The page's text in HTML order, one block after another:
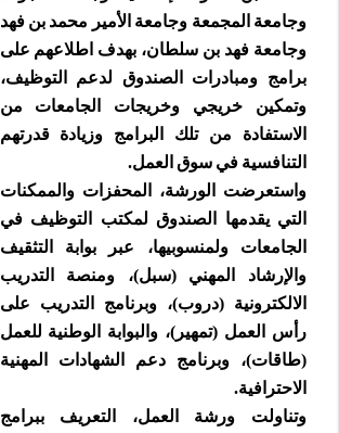
وجامعة المجمعة وجامعة الأمير محمد بن فهد
وجامعة فهد بن سلطان، بهدف اطلاعهم على
برامج ومبادرات الصندوق لدعم التوظيف،
وتمكين خريجي وخريجات الجامعات من
الاستفادة من تلك البرامج وزيادة قدرتهم
التنافسية في سوق العمل.
واستعرضت الورشة، المحفزات والممكنات
التي يقدمها الصندوق لمكتب التوظيف في
الجامعات ولمنسوبيها، عبر بوابة التثقيف
والإرشاد المهني (سبل)، ومنصة التدريب
الالكترونية (دروب)، وبرنامج التدريب على
رأس العمل (تمهير)، والبوابة الوطنية للعمل
(طاقات)، وبرنامج دعم الشهادات المهنية
الاحترافية.
وتناولت ورشة العمل، التعريف ببرامج